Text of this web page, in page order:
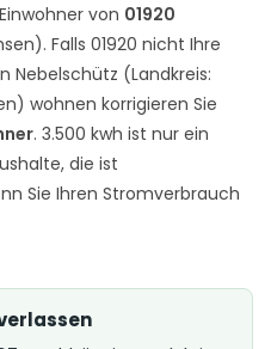
von 01920
Falls 01920 nicht Ihre
Nebelschütz (Landkreis:
wohnen korrigieren Sie
. 3.500 kwh ist nur ein
die ist
Sie Ihren Stromverbrauch